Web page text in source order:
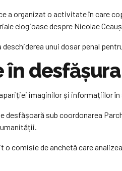
a organizat o activitate în
elogioase despre Nicolae
unui dosar penal
în
imaginilor și informațiilor
desfășoară sub coordonarea
o comisie de anchetă care